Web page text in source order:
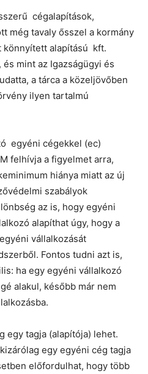
cégalapítások,
még tavaly ősszel a kormány
könnyített alapítású kft.
mint az Igazságügyi és
a tárca a közeljövőben
ilyen tartalmú
egyéni cégekkel (ec)
felhívja a figyelmet arra,
hiánya miatt az új
szabályok
az is, hogy egyéni
alapíthat úgy, hogy a
vállalkozását
Fontos tudni azt is,
ha egy egyéni vállalkozó
alakul, később már nem
egy tagja (alapítója) lehet.
egy egyéni cég tagja
előfordulhat, hogy több